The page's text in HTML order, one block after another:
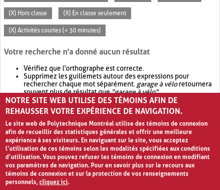
(X) Hors classe (X) En classe seulement
(X) Activités courtes (< 30 minutes)
Votre recherche n'a donné aucun résultat
Vérifiez que l'orthographe est correcte.
Supprimez les guillemets autour des expressions pour
rechercher chaque mot séparément. garage à véloretournera
souvent plus de résultat que"garage à vélo".
Envisagez d'élargir votre recherche avec OR.garage OR vélo
retournera souvent plus de résultat quegarage à vélo
NOTRE SITE WEB UTILISE DES TÉMOINS AFIN DE
REHAUSSER VOTRE EXPÉRIENCE DE NAVIGATION.
Le site web de Polytechnique Montréal utilise des témoins de connexion
afin de recueillir des statistiques générales et offrir une meilleure
expérience à ses visiteurs. En naviguant sur le site, vous acceptez
l’utilisation de ces témoins selon les modalités spécifiées aux conditions
d’utilisation. Vous pouvez refuser les témoins de connexion en modifiant
vos paramètres de navigation. Pour en savoir plus sur le recours aux
témoins de connexion et sur la protection de vos renseignements
personnels,cliquez ici.